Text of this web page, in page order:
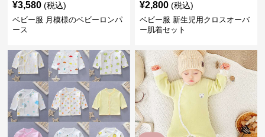
¥3,580 (税込)
ベビー服 月模様のベビーロンパ
ース
¥2,800 (税込)
ベビー服 新生児用クロスオーバ
ー肌着セット